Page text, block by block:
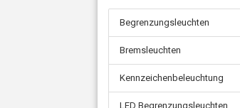
Begrenzungsleuchten
Bremsleuchten
Kennzeichenbeleuchtung
LED Begrenzungsleuchten